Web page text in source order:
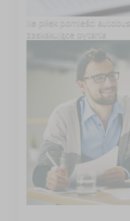
Ile piłek pomieści
zaskakujące pytania